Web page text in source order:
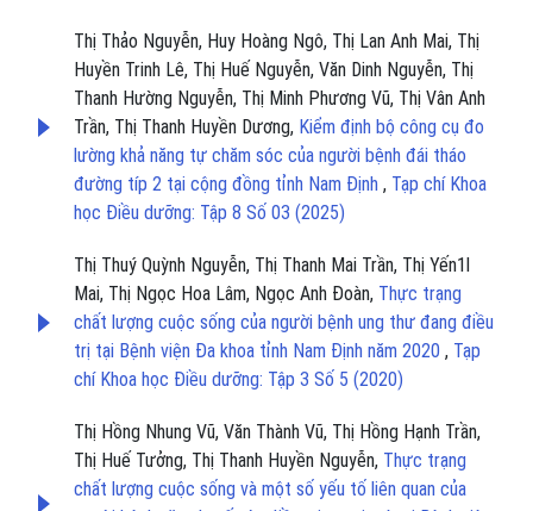
Thị Thảo Nguyễn, Huy Hoàng Ngô, Thị Lan Anh Mai, Thị
Huyền Trinh Lê, Thị Huế Nguyễn, Văn Dinh Nguyễn, Thị
Thanh Hường Nguyễn, Thị Minh Phương Vũ, Thị Vân Anh
Trần, Thị Thanh Huyền Dương, Kiểm định bộ công cụ đo
lường khả năng tự chăm sóc của người bệnh đái tháo
đường típ 2 tại cộng đồng tỉnh Nam Định , Tạp chí Khoa
học Điều dưỡng: Tập 8 Số 03 (2025)
Thị Thuý Quỳnh Nguyễn, Thị Thanh Mai Trần, Thị Yến1l
Mai, Thị Ngọc Hoa Lâm, Ngọc Anh Đoàn, Thực trạng
chất lượng cuộc sống của người bệnh ung thư đang điều
trị tại Bệnh viện Đa khoa tỉnh Nam Định năm 2020 , Tạp
chí Khoa học Điều dưỡng: Tập 3 Số 5 (2020)
Thị Hồng Nhung Vũ, Văn Thành Vũ, Thị Hồng Hạnh Trần,
Thị Huế Tưởng, Thị Thanh Huyền Nguyễn, Thực trạng
chất lượng cuộc sống và một số yếu tố liên quan của